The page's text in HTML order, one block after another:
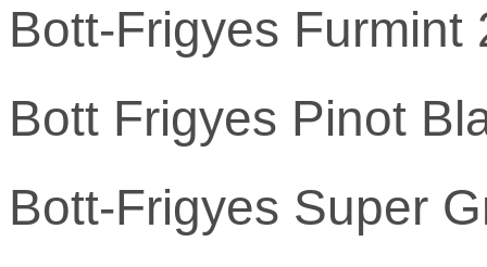
Bott-Frigyes Furmint
Bott Frigyes Pinot
Bott-Frigyes Super